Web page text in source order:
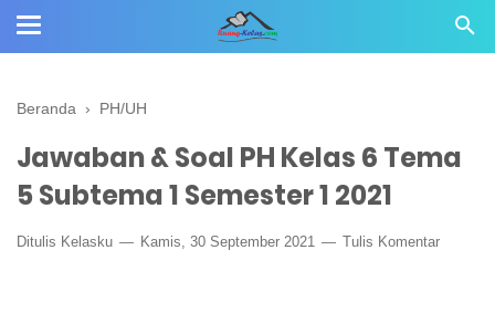
Beranda › PH/UH
Jawaban & Soal PH Kelas 6 Tema
5 Subtema 1 Semester 1 2021
Ditulis Kelasku Kamis, 30 September 2021 Tulis Komentar